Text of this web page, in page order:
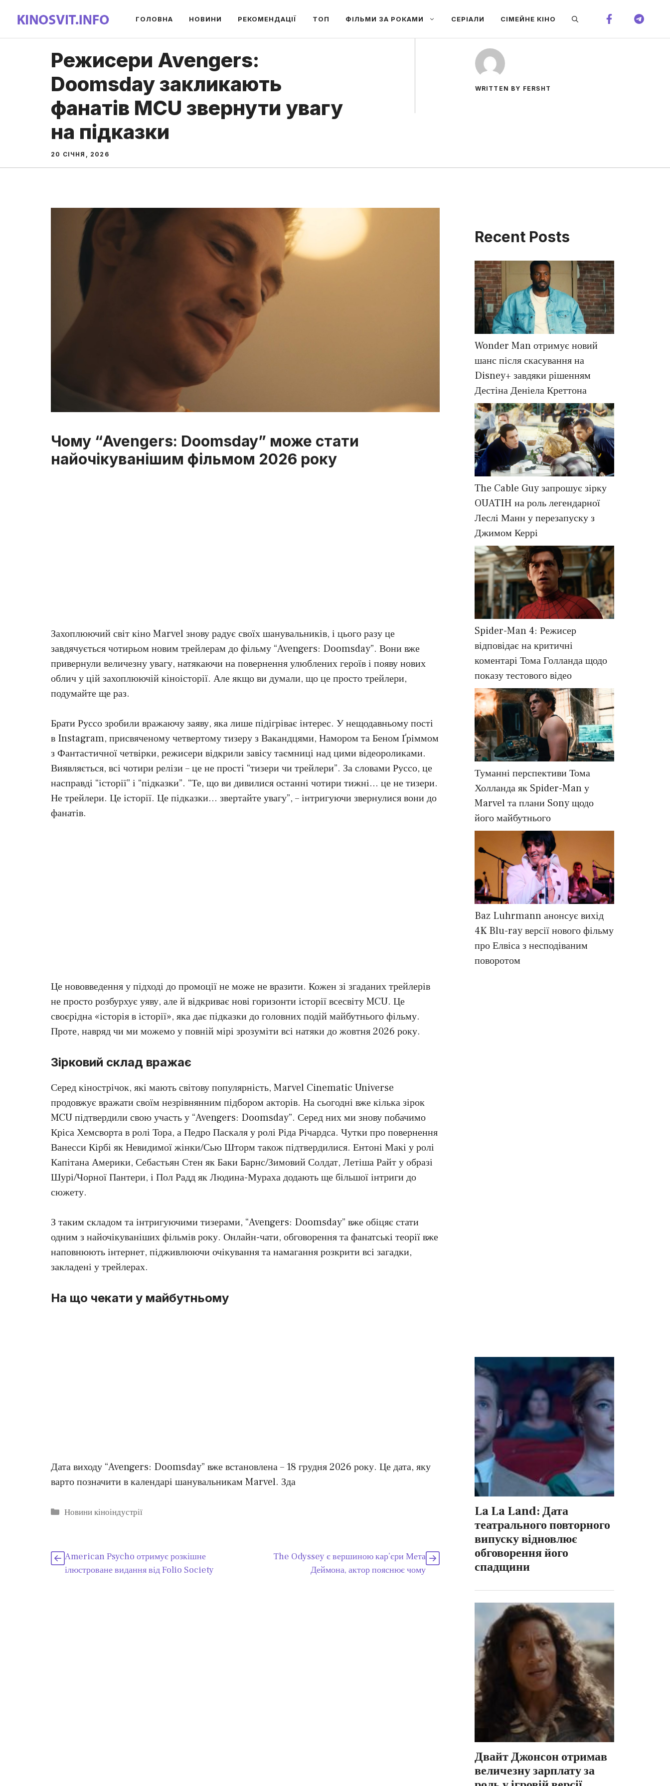
вмісту
ГОЛОВНА НОВИНИ РЕКОМЕНДАЦІЇ ТОП ФІЛЬМИ ЗА РОКАМИ СЕРІАЛИ СІМЕЙНЕ КІНО
Режисери Avengers:
Doomsday закликають
фанатів MCU звернути увагу
на підказки
20 СІЧНЯ, 2026
WRITTEN BY FERSHT
Чому “Avengers: Doomsday” може стати
найочікуванішим фільмом 2026 року
Захоплюючий світ кіно Marvel знову радує своїх шанувальників, і цього разу це
завдячується чотирьом новим трейлерам до фільму “Avengers: Doomsday”. Вони вже
привернули величезну увагу, натякаючи на повернення улюблених героїв і появу нових
облич у цій захоплюючій кіноісторії. Але якщо ви думали, що це просто трейлери,
подумайте ще раз.
Брати Руссо зробили вражаючу заяву, яка лише підігріває інтерес. У нещодавньому пості
в Instagram, присвяченому четвертому тизеру з Вакандцями, Намором та Беном Ґріммом
з Фантастичної четвірки, режисери відкрили завісу таємниці над цими відеороликами.
Виявляється, всі чотири релізи – це не прості “тизери чи трейлери”. За словами Руссо, це
насправді “історії” і “підказки”. “Те, що ви дивилися останні чотири тижні… це не тизери.
Не трейлери. Це історії. Це підказки… звертайте увагу”, – інтригуючи звернулися вони до
фанатів.
Це нововведення у підході до промоції не може не вразити. Кожен зі згаданих трейлерів
не просто розбурхує уяву, але й відкриває нові горизонти історії всесвіту MCU. Це
своєрідна «історія в історії», яка дає підказки до головних подій майбутнього фільму.
Проте, навряд чи ми можемо у повній мірі зрозуміти всі натяки до жовтня 2026 року.
Зірковий склад вражає
Серед кінострічок, які мають світову популярність, Marvel Cinematic Universe
продовжує вражати своїм незрівнянним підбором акторів. На сьогодні вже кілька зірок
MCU підтвердили свою участь у “Avengers: Doomsday”. Серед них ми знову побачимо
Кріса Хемсворта в ролі Тора, а Педро Паскаля у ролі Ріда Річардса. Чутки про повернення
Ванесси Кірбі як Невидимої жінки/Сью Шторм також підтвердилися. Ентоні Макі у ролі
Капітана Америки, Себастьян Стен як Баки Барнс/Зимовий Солдат, Летіша Райт у образі
Шурі/Чорної Пантери, і Пол Радд як Людина-Мураха додають ще більшої інтриги до
сюжету.
З таким складом та інтригуючими тизерами, “Avengers: Doomsday” вже обіцяє стати
одним з найочікуваніших фільмів року. Онлайн-чати, обговорення та фанатські теорії вже
наповнюють інтернет, підживлюючи очікування та намагання розкрити всі загадки,
закладені у трейлерах.
На що чекати у майбутньому
Дата виходу “Avengers: Doomsday” вже встановлена – 18 грудня 2026 року. Це дата, яку
варто позначити в календарі шанувальникам Marvel. Зда
Категорії
Новини кіноіндустрії
American Psycho отримує розкішне
ілюстроване видання від Folio Society
The Odyssey є вершиною кар’єри Мета
Деймона, актор пояснює чому
Recent Posts
Wonder Man отримує новий
шанс після скасування на
Disney+ завдяки рішенням
Дестіна Деніела Креттона
The Cable Guy запрошує зірку
OUATIH на роль легендарної
Леслі Манн у перезапуску з
Джимом Керрі
Spider-Man 4: Режисер
відповідає на критичні
коментарі Тома Голланда щодо
показу тестового відео
Туманні перспективи Тома
Холланда як Spider-Man у
Marvel та плани Sony щодо
його майбутнього
Baz Luhrmann анонсує вихід
4K Blu-ray версії нового фільму
про Елвіса з несподіваним
поворотом